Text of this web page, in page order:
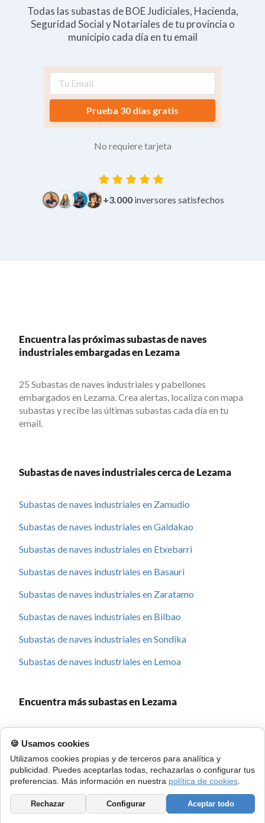
Todas las subastas de BOE Judiciales, Hacienda,
Seguridad Social y Notariales de tu provincia o
municipio cada día en tu email
Prueba 30 días gratis
No requiere tarjeta
+3.000inversores satisfechos
Encuentra las próximas subastas de naves
industriales embargadas en Lezama
25 Subastas de naves industriales y pabellones
embargados en Lezama. Crea alertas, localiza con mapa
subastas y recibe las últimas subastas cada día en tu
email.
Subastas de naves industriales cerca de Lezama
Subastas de naves industriales en Zamudio
Subastas de naves industriales en Galdakao
Subastas de naves industriales en Etxebarri
Subastas de naves industriales en Basauri
Subastas de naves industriales en Zaratamo
Subastas de naves industriales en Bilbao
Subastas de naves industriales en Sondika
Subastas de naves industriales en Lemoa
Encuentra más subastas en Lezama
Fincas rústicas embargadas en Lezama
Naves Industriales embargadas en Lezama
🍪 Usamos cookies
Utilizamos cookies propias y de terceros para analítica y
publicidad. Puedes aceptarlas todas, rechazarlas o configurar tus
preferencias. Más información en nuestra política de cookies
Rechazar Configurar Aceptar todo